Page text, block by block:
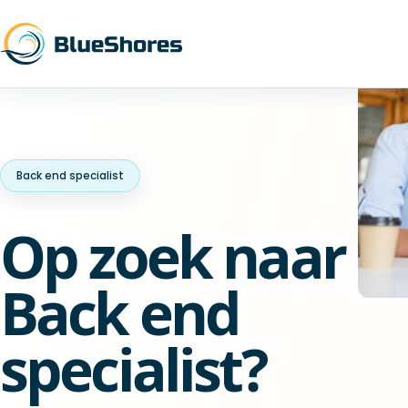
Back end specialist
Op zoek naar
Back end
specialist?